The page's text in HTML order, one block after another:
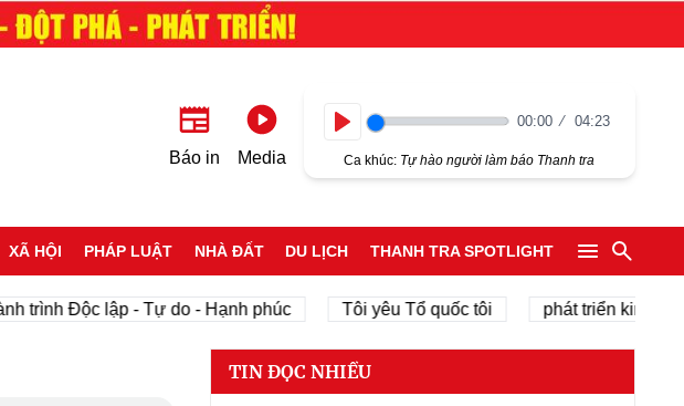
Báo in Media
00:00 04:23
Ca khúc: Tự hào người làm báo Thanh tra
XÃ HỘI PHÁP LUẬT NHÀ ĐẤT DU LỊCH THANH TRA SPOTLIGHT
Độc lập - Tự do - Hạnh phúc Tôi yêu Tổ quốc tôi phát triển kinh tế tư nhân
TIN ĐỌC NHIỀU